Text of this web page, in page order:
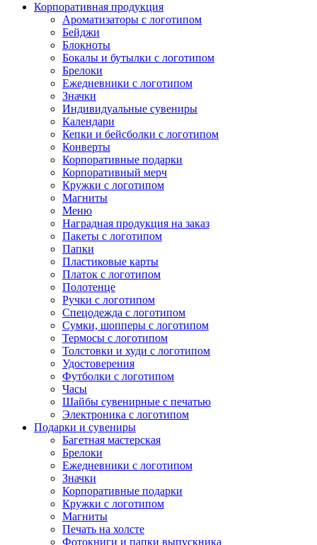
Корпоративная продукция
Ароматизаторы с логотипом
Бейджи
Блокноты
Бокалы и бутылки с логотипом
Брелоки
Ежедневники с логотипом
Значки
Индивидуальные сувениры
Календари
Кепки и бейсболки с логотипом
Конверты
Корпоративные подарки
Корпоративный мерч
Кружки с логотипом
Магниты
Меню
Наградная продукция на заказ
Пакеты с логотипом
Папки
Пластиковые карты
Платок с логотипом
Полотенце
Ручки с логотипом
Спецодежда с логотипом
Сумки, шопперы с логотипом
Термосы с логотипом
Толстовки и худи с логотипом
Удостоверения
Футболки с логотипом
Часы
Шайбы сувенирные с печатью
Электроника с логотипом
Подарки и сувениры
Багетная мастерская
Брелоки
Ежедневники с логотипом
Значки
Корпоративные подарки
Кружки с логотипом
Магниты
Печать на холсте
Фотокниги и папки выпускника